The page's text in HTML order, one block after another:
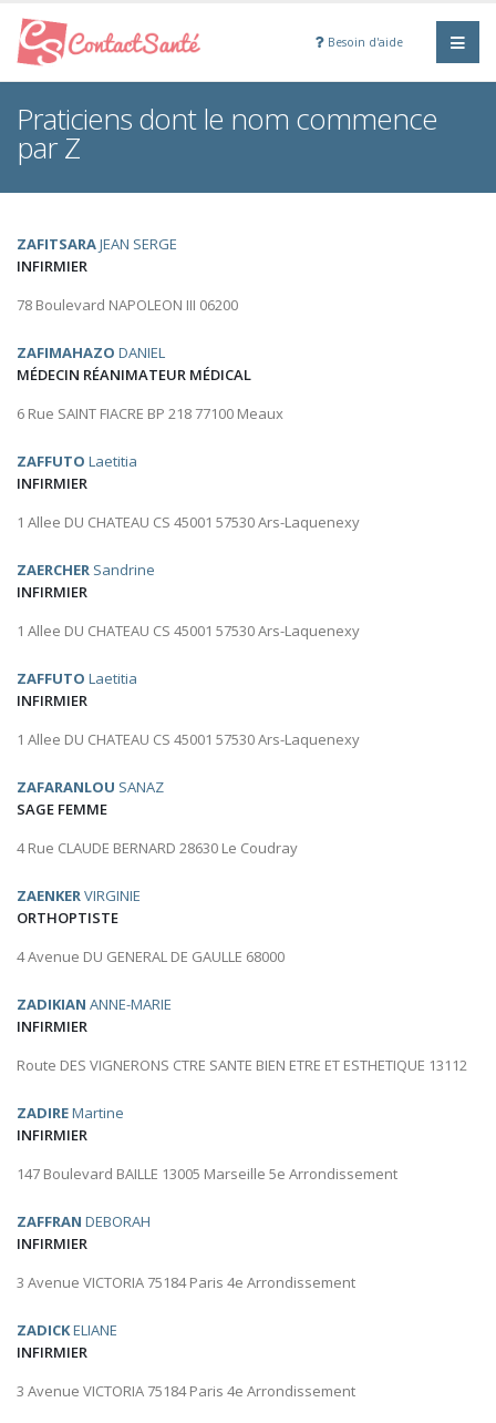
Besoin d'aide
Praticiens dont le nom commence
par Z
ZAFITSARAJEAN SERGE
INFIRMIER
78 Boulevard NAPOLEON III 06200
ZAFIMAHAZO DANIEL
MÉDECIN RÉANIMATEUR MÉDICAL
6 Rue SAINT FIACRE BP 218 77100 Meaux
ZAFFUTO Laetitia
INFIRMIER
1 Allee DU CHATEAU CS 45001 57530 Ars-Laquenexy
ZAERCHER Sandrine
INFIRMIER
1 Allee DU CHATEAU CS 45001 57530 Ars-Laquenexy
ZAFFUTO Laetitia
INFIRMIER
1 Allee DU CHATEAU CS 45001 57530 Ars-Laquenexy
ZAFARANLOU SANAZ
SAGE FEMME
4 Rue CLAUDE BERNARD 28630 Le Coudray
ZAENKERVIRGINIE
ORTHOPTISTE
4 Avenue DU GENERAL DE GAULLE 68000
ZADIKIAN ANNE-MARIE
INFIRMIER
Route DES VIGNERONS CTRE SANTE BIEN ETRE ET ESTHETIQUE 13112
ZADIREMartine
INFIRMIER
147 Boulevard BAILLE 13005 Marseille 5e Arrondissement
ZAFFRAN DEBORAH
INFIRMIER
3 Avenue VICTORIA 75184 Paris 4e Arrondissement
ZADICKELIANE
INFIRMIER
3 Avenue VICTORIA 75184 Paris 4e Arrondissement